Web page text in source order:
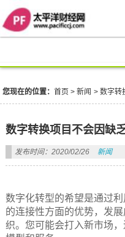
您现在的位置：首页 >新闻 >数字转
数字转换项目不会因缺
发布时间：2020/02/26 新闻
数字化转型的希望是通过
的连接性方面的优势，发
织。您可能会打入新市场